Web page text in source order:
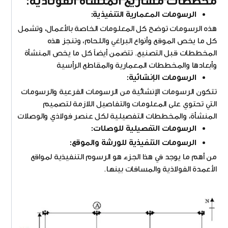
الرسومات المعمارية التنفيذية:
هذه الرسومات توضح كل المعلومات الخاصة بالأعمال، وتشمل
كل ما يخص الموقع وأنواع البراغي واللحام، وتنجز هذه
المخططات قبل التصنيع. تتضمن أيضاً كل ما يخص المنشأة
وأبعادها والمخططات المعمارية والمقاطع الرأسية
الرسومات الإنشائية:
تتكون الرسومات الإنشائية من الرسومات الفرعية والرسومات
التي تحتوي على المعلومات والتفاصيل اللازمة لتصميم
المنشأة، والمخططات التفصيلية لكل عنصر فولاذي والوصلات
الرسومات التفصيلية للوصلات:
الرسومات التنفيذية للورشة والموقع:
من أهم ما يوجد في هذا الجزء هو الرسوم التنفيذية لمواقع
الأعمدة الفولاذية والمسافات بينها.